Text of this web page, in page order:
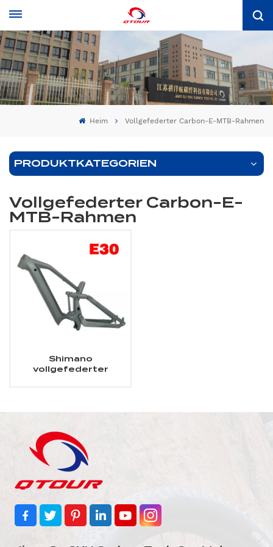
Heim Vollgefederter Carbon-E-MTB-Rahmen
PRODUKTKATEGORIEN
Vollgefederter Carbon-E-
MTB-Rahmen
Shimano
vollgefederter